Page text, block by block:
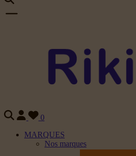
0
MARQUES
Nos marques